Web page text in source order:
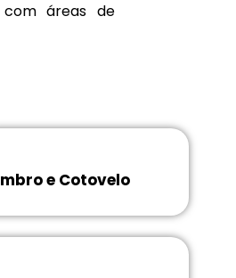
com áreas de
e Cotovelo